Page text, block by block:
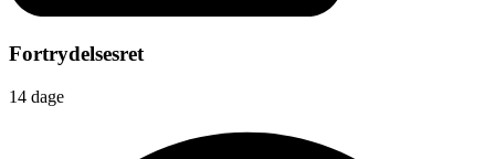
Fortrydelsesret
14 dage